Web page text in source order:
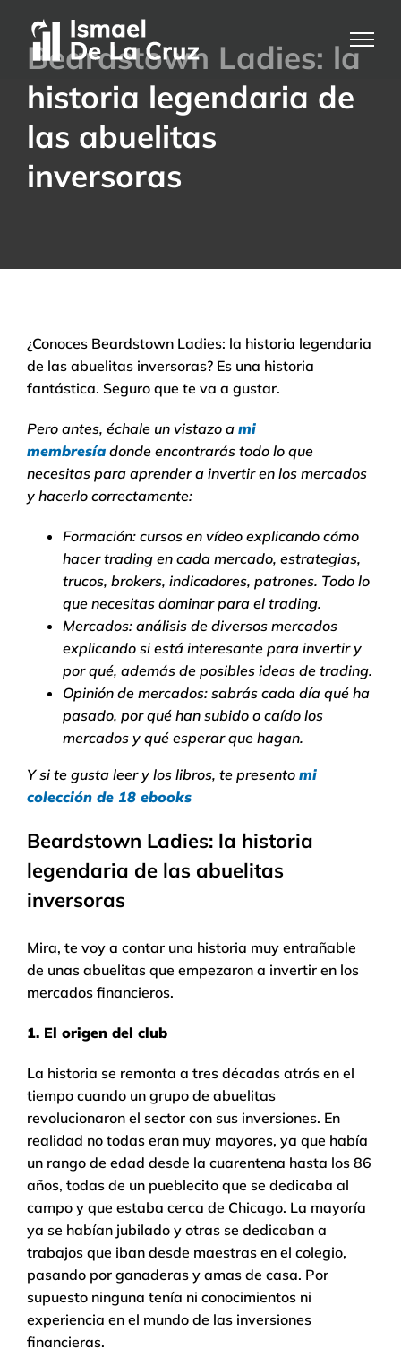
contenido
Beardstown Ladies: la
historia legendaria de
las abuelitas
inversoras
¿Conoces Beardstown Ladies: la historia legendaria
de las abuelitas inversoras? Es una historia
fantástica. Seguro que te va a gustar.
Pero antes, échale un vistazo a mi
membresía donde encontrarás todo lo que
necesitas para aprender a invertir en los mercados
y hacerlo correctamente:
Formación: cursos en vídeo explicando cómo
hacer trading en cada mercado, estrategias,
trucos, brokers, indicadores, patrones. Todo lo
que necesitas dominar para el trading.
Mercados: análisis de diversos mercados
explicando si está interesante para invertir y
por qué, además de posibles ideas de trading.
Opinión de mercados: sabrás cada día qué ha
pasado, por qué han subido o caído los
mercados y qué esperar que hagan.
Y si te gusta leer y los libros, te presento mi
colección de 18 ebooks
Beardstown Ladies: la historia
legendaria de las abuelitas
inversoras
Mira, te voy a contar una historia muy entrañable
de unas abuelitas que empezaron a invertir en los
mercados financieros.
1. El origen del club
La historia se remonta a tres décadas atrás en el
tiempo cuando un grupo de abuelitas
revolucionaron el sector con sus inversiones. En
realidad no todas eran muy mayores, ya que había
un rango de edad desde la cuarentena hasta los 86
años, todas de un pueblecito que se dedicaba al
campo y que estaba cerca de Chicago. La mayoría
ya se habían jubilado y otras se dedicaban a
trabajos que iban desde maestras en el colegio,
pasando por ganaderas y amas de casa. Por
supuesto ninguna tenía ni conocimientos ni
experiencia en el mundo de las inversiones
financieras.